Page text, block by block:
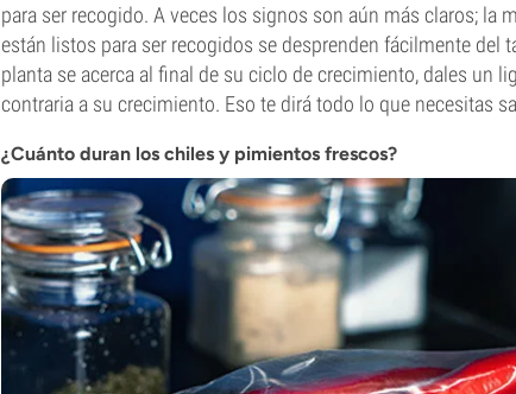
para ser recogido. A veces los signos son aún más claros; la
están listos para ser recogidos se desprenden fácilmente del
planta se acerca al final de su ciclo de crecimiento, dales un
contraria a su crecimiento. Eso te dirá todo lo que necesitas
¿Cuánto duran los chiles y pimientos frescos?